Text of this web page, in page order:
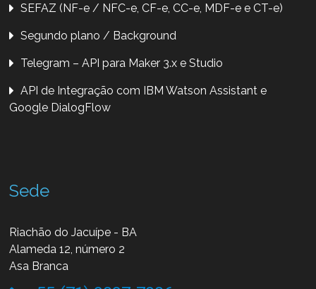
SEFAZ (NF-e / NFC-e, CF-e, CC-e, MDF-e e CT-e)
Segundo plano / Background
Telegram – API para Maker 3.x e Studio
API de Integração com IBM Watson Assistant e
Google DialogFlow
Sede
Riachão do Jacuípe - BA
Alameda 12, número 2
Asa Branca